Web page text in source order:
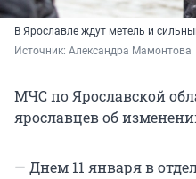
В Ярославле ждут метель и
Источник: Александра Мамонтова
МЧС по Ярославской
ярославцев об
— Днем 11 января в